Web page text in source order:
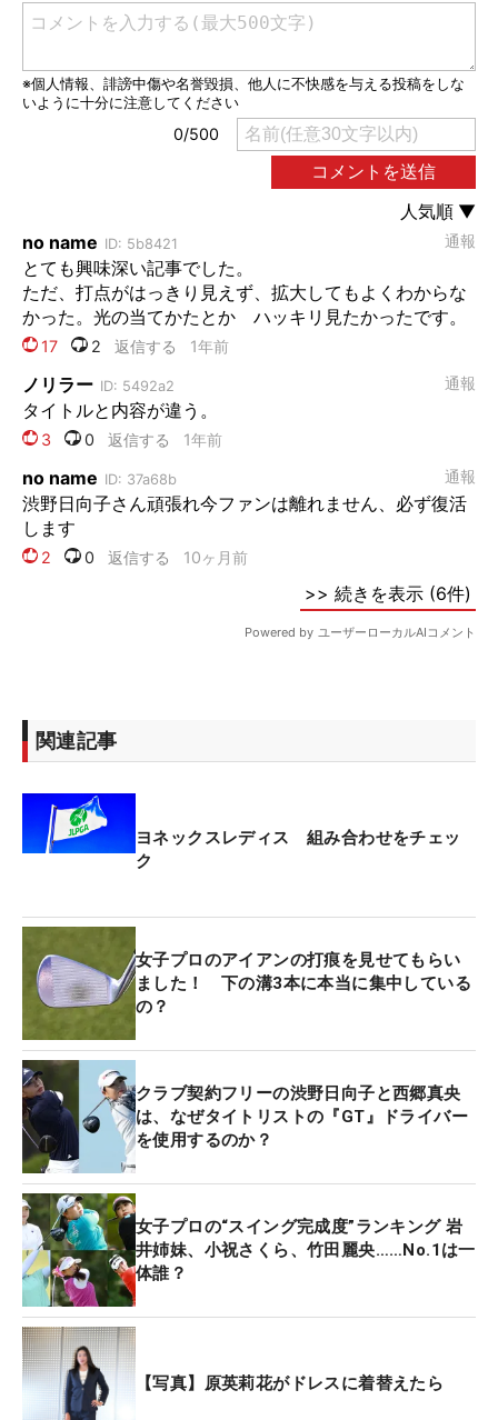
関連記事
ヨネックスレディス 組み合わせをチェッ
ク
女子プロのアイアンの打痕を見せてもらい
ました！ 下の溝3本に本当に集中している
の？
クラブ契約フリーの渋野日向子と西郷真央
は、なぜタイトリストの『GT』ドライバー
を使用するのか？
女子プロの“スイング完成度”ランキング 岩
井姉妹、小祝さくら、竹田麗央……No.1は一
体誰？
【写真】原英莉花がドレスに着替えたら